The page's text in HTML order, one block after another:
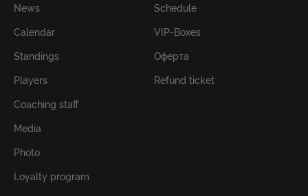
News
Calendar
Standings
Players
Coaching staff
Media
Photo
Loyalty program
Schedule
VIP-Boxes
Оферта
Refund ticket